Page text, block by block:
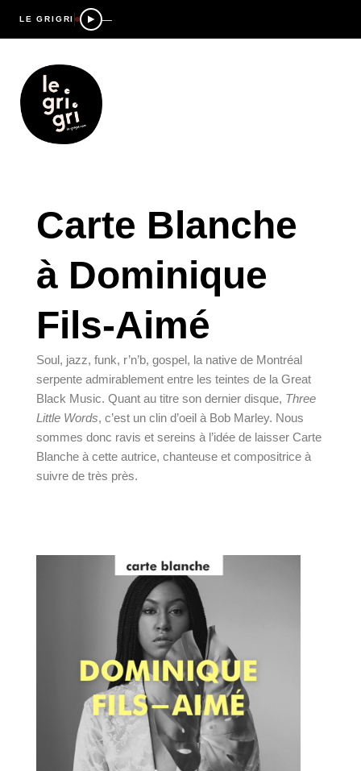
LE GRIGRI —
Carte Blanche
à Dominique
Fils-Aimé
Soul, jazz, funk, r’n’b, gospel, la native de Montréal
serpente admirablement entre les teintes de la Great
Black Music. Quant au titre son dernier disque, Three
Little Words, c’est un clin d’oeil à Bob Marley. Nous
sommes donc ravis et sereins à l’idée de laisser Carte
Blanche à cette autrice, chanteuse et compositrice à
suivre de très près.